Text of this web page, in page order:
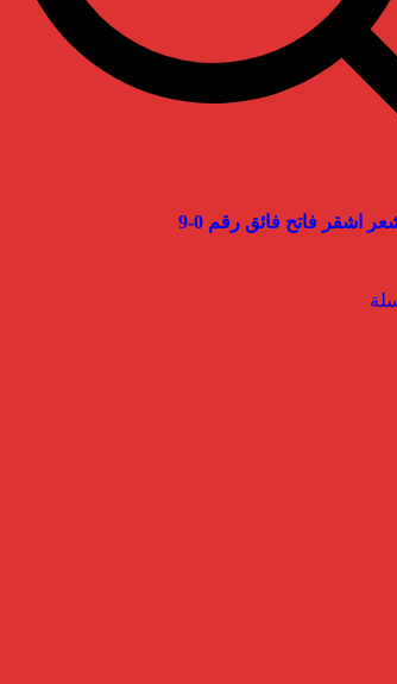
اشقر فاتح فائق رقم 0-9